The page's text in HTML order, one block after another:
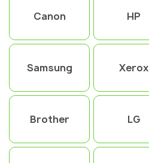
Canon HP
Samsung Xerox
Brother LG